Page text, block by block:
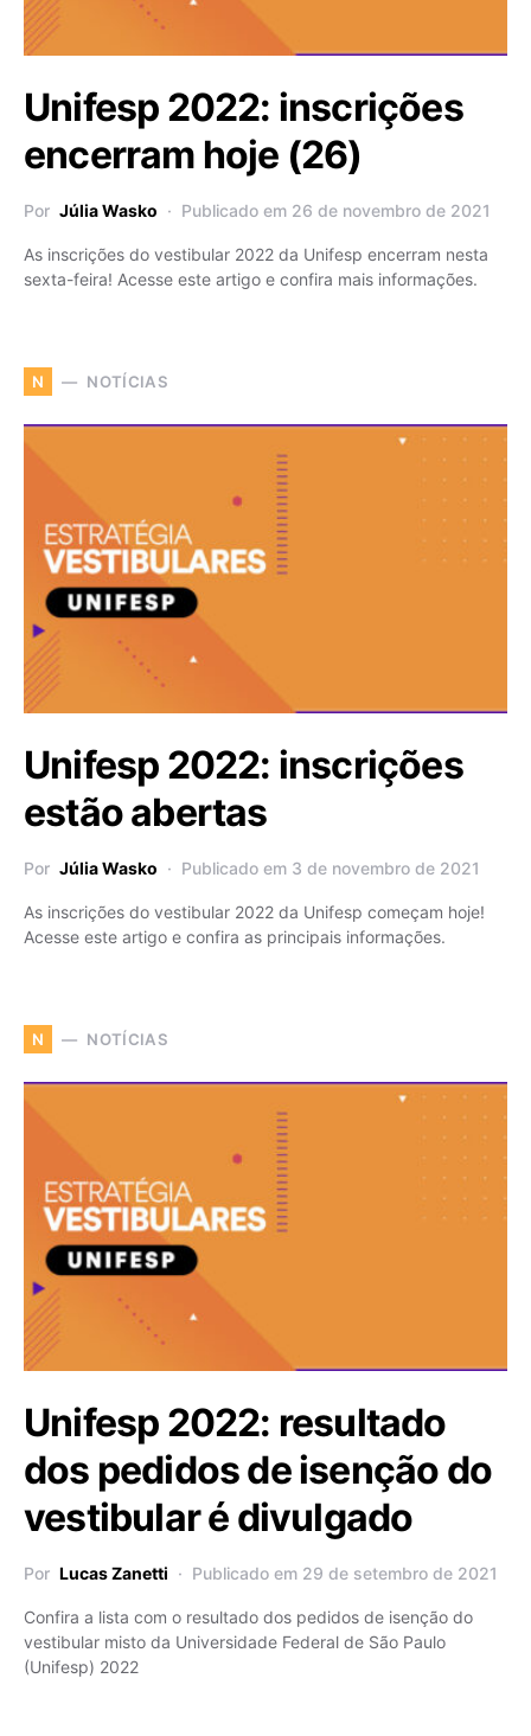
Unifesp 2022: inscrições
encerram hoje (26)
Por Júlia Wasko Publicado em 26 de novembro de 2021
As inscrições do vestibular 2022 da Unifesp encerram nesta
sexta-feira! Acesse este artigo e confira mais informações.
N NOTÍCIAS
Unifesp 2022: inscrições
estão abertas
Por Júlia Wasko Publicado em 3 de novembro de 2021
As inscrições do vestibular 2022 da Unifesp começam hoje!
Acesse este artigo e confira as principais informações.
N NOTÍCIAS
Unifesp 2022: resultado
dos pedidos de isenção do
vestibular é divulgado
Por Lucas Zanetti Publicado em 29 de setembro de 2021
Confira a lista com o resultado dos pedidos de isenção do
vestibular misto da Universidade Federal de São Paulo
(Unifesp) 2022